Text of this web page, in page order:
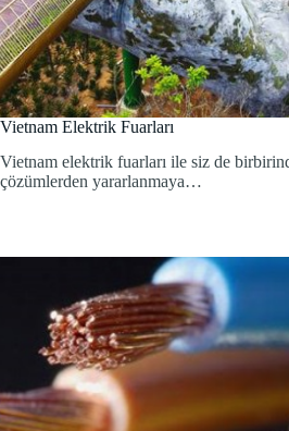
Vietnam Elektrik Fuarları
Vietnam elektrik fuarları ile siz de
çözümlerden yararlanmaya…